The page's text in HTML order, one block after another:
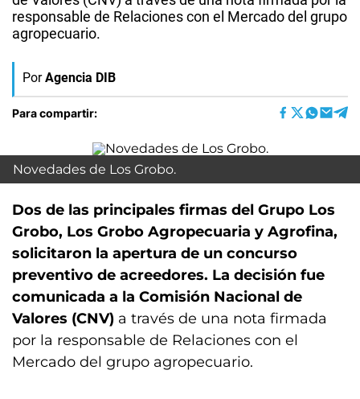
responsable de Relaciones con el Mercado del grupo
agropecuario.
Por Agencia DIB
Para compartir:
Novedades de Los Grobo.
Dos de las principales firmas del Grupo Los
Grobo, Los Grobo Agropecuaria y Agrofina,
solicitaron la apertura de un concurso
preventivo de acreedores. La decisión fue
comunicada a la Comisión Nacional de
Valores (CNV) a través de una nota firmada
por la responsable de Relaciones con el
Mercado del grupo agropecuario.